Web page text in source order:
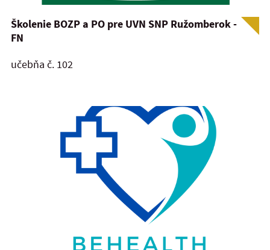
Školenie BOZP a PO pre UVN SNP Ružomberok -
FN
učebňa č. 102